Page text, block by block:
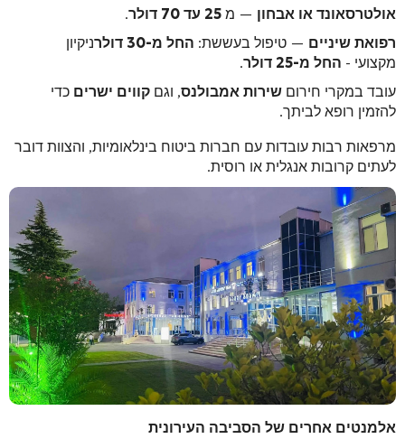
אולטרסאונד או אבחון — מ 25 עד 70 דולר
.
רפואת שיניים — טיפול בעששת: החל מ-30 דולר
ניקיון
מקצועי - החל מ-25 דולר
.
עובד במקרי חירום שירות אמבולנס, וגם קווים ישרים כדי
להזמין רופא לביתך.
מרפאות רבות עובדות עם חברות ביטוח בינלאומיות, והצוות דובר
לעתים קרובות אנגלית או רוסית.
אלמנטים אחרים של הסביבה העירונית